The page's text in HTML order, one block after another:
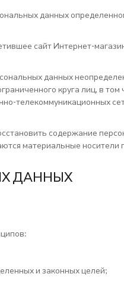
данных
сайт Интернет-
данных
круга лиц, в том
телекоммуникационных
содержание
материальные носители
ДАННЫХ
и законных целей;